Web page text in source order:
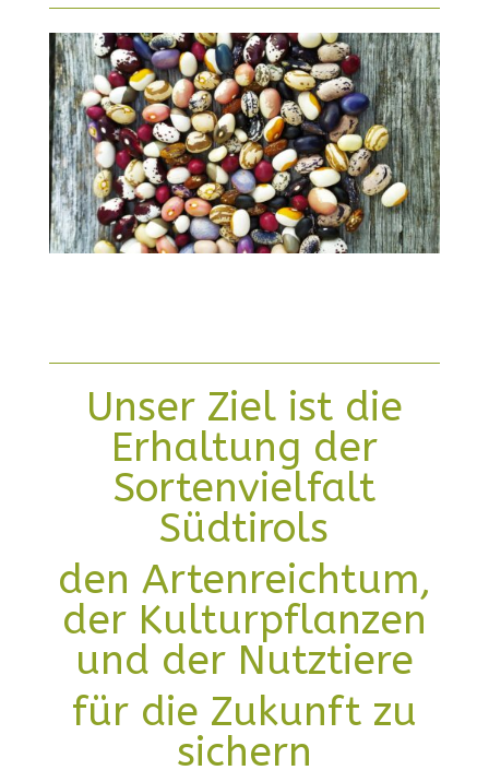
Unser Ziel ist die
Erhaltung der
Sortenvielfalt
Südtirols
den Artenreichtum,
der Kulturpflanzen
und der Nutztiere
für die Zukunft zu
sichern